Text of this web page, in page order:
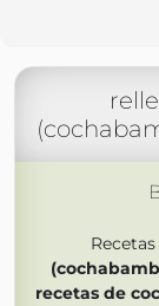
recetas de